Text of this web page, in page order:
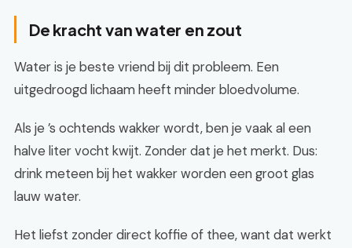
De kracht van water en zout
Water is je beste vriend bij dit probleem. Een
uitgedroogd lichaam heeft minder bloedvolume.
Als je ’s ochtends wakker wordt, ben je vaak al een
halve liter vocht kwijt. Zonder dat je het merkt. Dus:
drink meteen bij het wakker worden een groot glas
lauw water.
Het liefst zonder direct koffie of thee, want dat werkt